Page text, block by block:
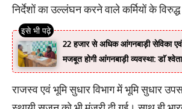
निर्देशों का उल्लंघन करने वाले कर्मियों के विरुद्ध
22 हजार से अधिक आंगनबाड़ी सेविका एवं
मजबूत होगी आंगनबाड़ी व्यवस्था: डाॅ श्वेता
राजस्व एवं भूमि सुधार विभाग में भूमि सुधार